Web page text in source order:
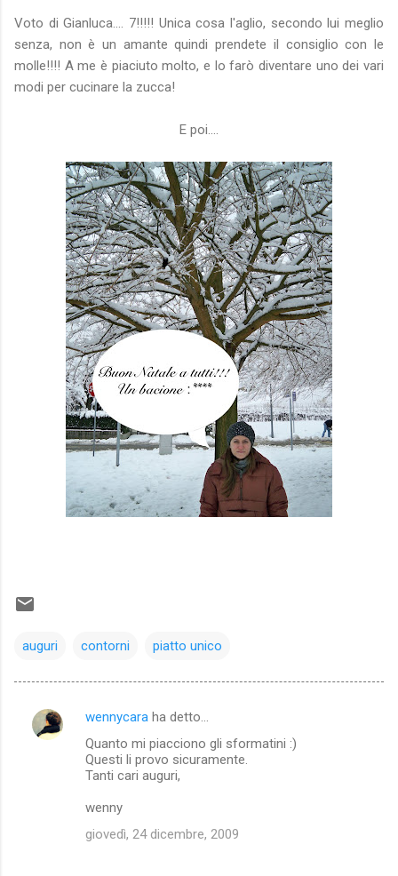
Voto di Gianluca.... 7!!!!! Unica cosa l'aglio, secondo lui meglio
senza, non è un amante quindi prendete il consiglio con le
molle!!!! A me è piaciuto molto, e lo farò diventare uno dei vari
modi per cucinare la zucca!
E poi....
auguri contorni piatto unico
C
wennycara ha detto…
Quanto mi piacciono gli sformatini :)
Questi li provo sicuramente.
Tanti cari auguri,
wenny
giovedì, 24 dicembre, 2009